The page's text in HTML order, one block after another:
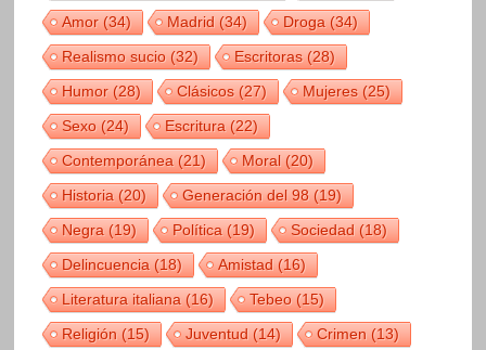
Amor(34) Madrid(34) Droga(34)
Realismo sucio(32) Escritoras(28)
Humor(28) Clásicos(27) Mujeres(25)
Sexo(24) Escritura(22)
Contemporánea(21) Moral(20)
Historia(20) Generación del 98(19)
Negra(19) Política(19) Sociedad(18)
Delincuencia(18) Amistad(16)
Literatura italiana(16) Tebeo(15)
Religión(15) Juventud(14) Crimen(13)